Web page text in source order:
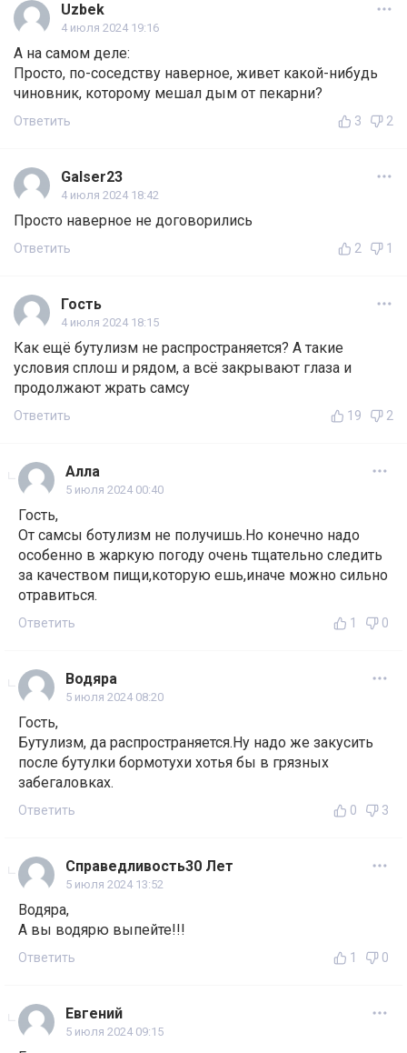
Uzbek
4 июля 2024 19:16
А на самом деле:
Просто, по-соседству наверное, живет какой-нибудь
чиновник, которому мешал дым от пекарни?
Ответить 3 2
Galser23
4 июля 2024 18:42
Просто наверное не договорились
Ответить 2 1
Гость
4 июля 2024 18:15
Как ещё бутулизм не распространяется? А такие
условия сплош и рядом, а всё закрывают глаза и
продолжают жрать самсу
Ответить 19 2
Алла
5 июля 2024 00:40
Гость,
От самсы ботулизм не получишь.Но конечно надо
особенно в жаркую погоду очень тщательно следить
за качеством пищи,которую ешь,иначе можно сильно
отравиться.
Ответить 1 0
Водяра
5 июля 2024 08:20
Гость,
Бутулизм, да распространяется.Ну надо же закусить
после бутулки бормотухи хотья бы в грязных
забегаловках.
Ответить 0 3
Справедливость30 Лет
5 июля 2024 13:52
Водяра,
А вы водярю выпейте!!!
Ответить 1 0
Евгений
5 июля 2024 09:15